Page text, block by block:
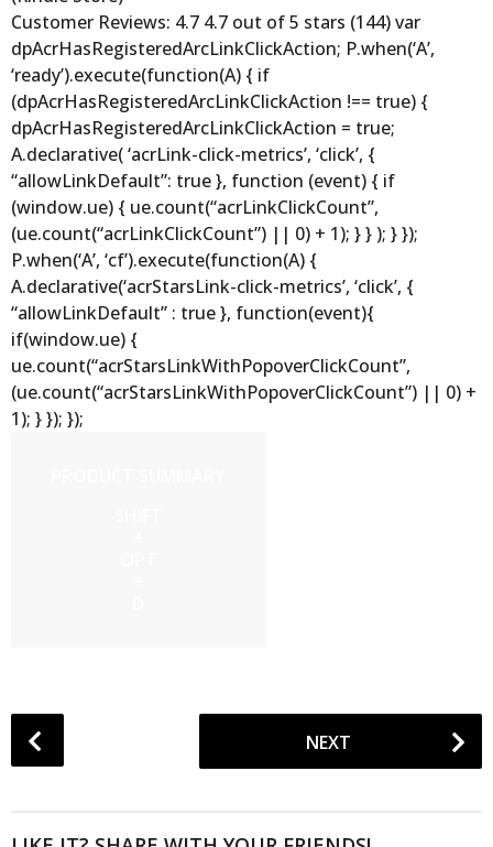
Customer Reviews: 4.7 4.7 out of 5 stars (144) var
dpAcrHasRegisteredArcLinkClickAction; P.when(‘A’,
‘ready’).execute(function(A) { if
(dpAcrHasRegisteredArcLinkClickAction !== true) {
dpAcrHasRegisteredArcLinkClickAction = true;
A.declarative( ‘acrLink-click-metrics’, ‘click’, {
“allowLinkDefault”: true }, function (event) { if
(window.ue) { ue.count(“acrLinkClickCount”,
(ue.count(“acrLinkClickCount”) || 0) + 1); } } ); } });
P.when(‘A’, ‘cf’).execute(function(A) {
A.declarative(‘acrStarsLink-click-metrics’, ‘click’, {
“allowLinkDefault” : true }, function(event){
if(window.ue) {
ue.count(“acrStarsLinkWithPopoverClickCount”,
(ue.count(“acrStarsLinkWithPopoverClickCount”) || 0) +
1); } }); });
P
o NEXT